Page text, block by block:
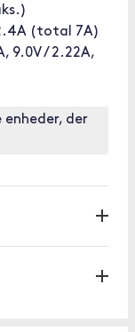
(total 7A)
9.0V / 2.22A,
enheder, der